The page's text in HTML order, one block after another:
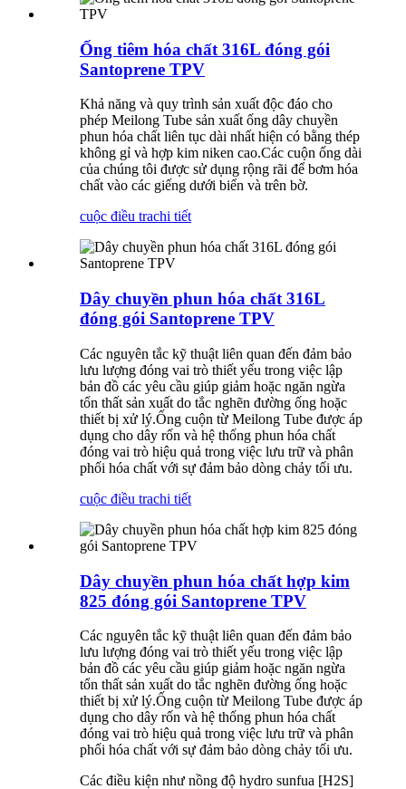
Ống tiêm hóa chất 316L đóng gói
Santoprene TPV
Khả năng và quy trình sản xuất độc đáo cho
phép Meilong Tube sản xuất ống dây chuyền
phun hóa chất liên tục dài nhất hiện có bằng thép
không gỉ và hợp kim niken cao.Các cuộn ống dài
của chúng tôi được sử dụng rộng rãi để bơm hóa
chất vào các giếng dưới biển và trên bờ.
cuộc điều trachi tiết
Dây chuyền phun hóa chất 316L
đóng gói Santoprene TPV
Các nguyên tắc kỹ thuật liên quan đến đảm bảo
lưu lượng đóng vai trò thiết yếu trong việc lập
bản đồ các yêu cầu giúp giảm hoặc ngăn ngừa
tổn thất sản xuất do tắc nghẽn đường ống hoặc
thiết bị xử lý.Ống cuộn từ Meilong Tube được áp
dụng cho dây rốn và hệ thống phun hóa chất
đóng vai trò hiệu quả trong việc lưu trữ và phân
phối hóa chất với sự đảm bảo dòng chảy tối ưu.
cuộc điều trachi tiết
Dây chuyền phun hóa chất hợp kim
825 đóng gói Santoprene TPV
Các nguyên tắc kỹ thuật liên quan đến đảm bảo
lưu lượng đóng vai trò thiết yếu trong việc lập
bản đồ các yêu cầu giúp giảm hoặc ngăn ngừa
tổn thất sản xuất do tắc nghẽn đường ống hoặc
thiết bị xử lý.Ống cuộn từ Meilong Tube được áp
dụng cho dây rốn và hệ thống phun hóa chất
đóng vai trò hiệu quả trong việc lưu trữ và phân
phối hóa chất với sự đảm bảo dòng chảy tối ưu.
Các điều kiện như nồng độ hydro sunfua [H2S]